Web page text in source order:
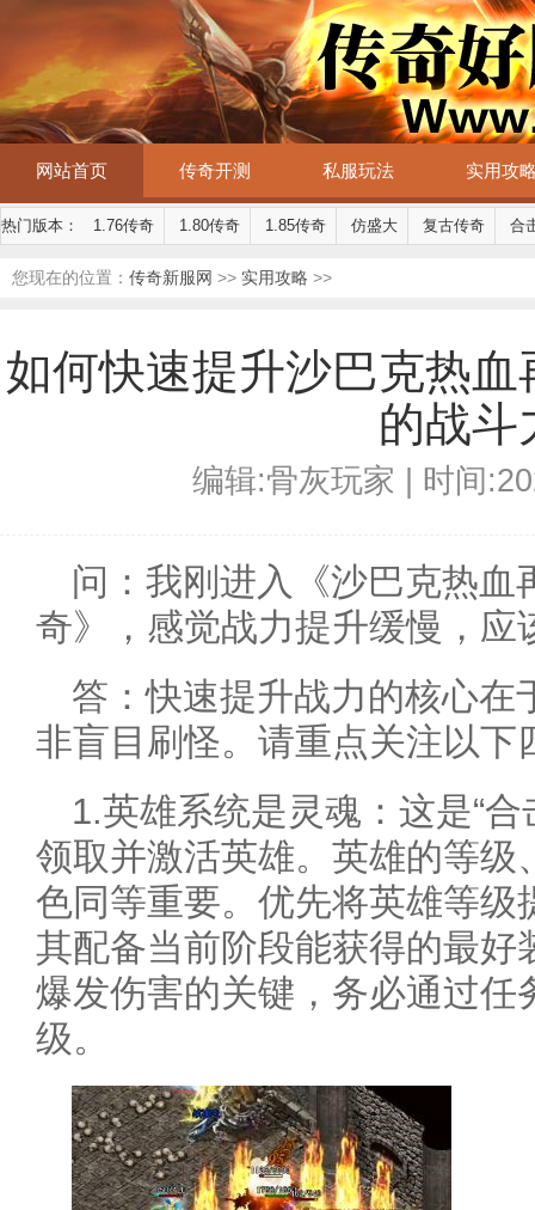
网站首页 传奇开测 私服玩法 实用攻
热门版本： 1.76传奇 1.80传奇 1.85传奇 仿盛大 复古传奇 合
您现在的位置： 传奇新服网 >> 实用攻略 >>
如何快速提升沙巴克热
的战斗
编辑:骨灰玩家 | 时间
问：我刚进入《沙巴克热血
奇》，感觉战力提升缓慢，应
答：快速提升战力的核心在
非盲目刷怪。请重点关注以下
1.英雄系统是灵魂：这是“
领取并激活英雄。英雄的等级
色同等重要。优先将英雄等级
其配备当前阶段能获得的最好
爆发伤害的关键，务必通过任
级。